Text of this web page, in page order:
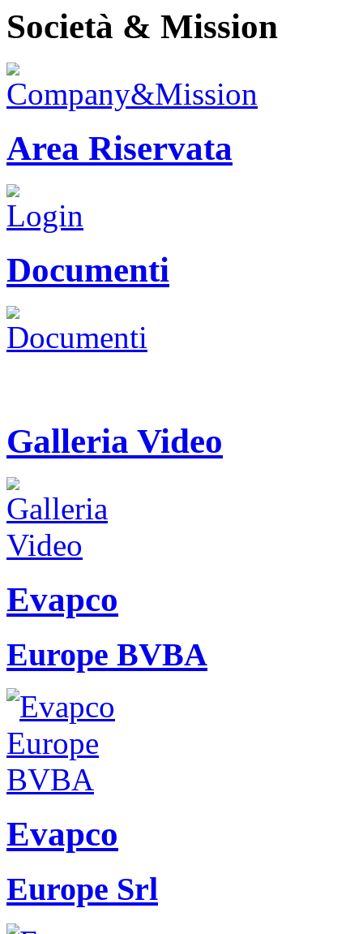
Società & Mission
Area Riservata
Documenti
Galleria Video
Evapco
Europe BVBA
Evapco
Europe Srl